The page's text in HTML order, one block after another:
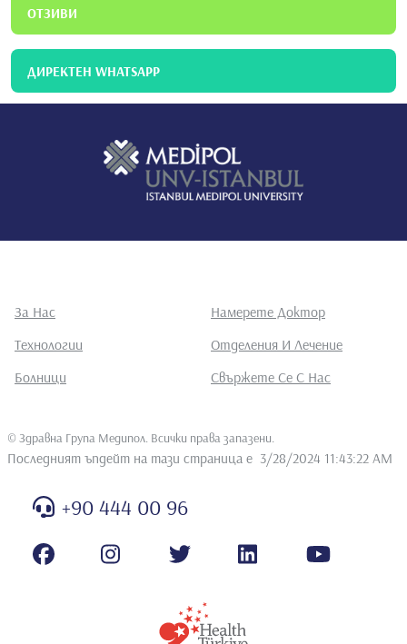
ОТЗИВИ
ДИРЕКТЕН WHATSAPP
За Нас
Намерете Доктор
Технологии
Отделения И Лечение
Болници
Свържете Се С Нас
© Здравна Група Медипол. Всички права запазени.
Последният ъпдейт на тази страница е 3/28/2024 11:43:22 AM
+90 444 00 96